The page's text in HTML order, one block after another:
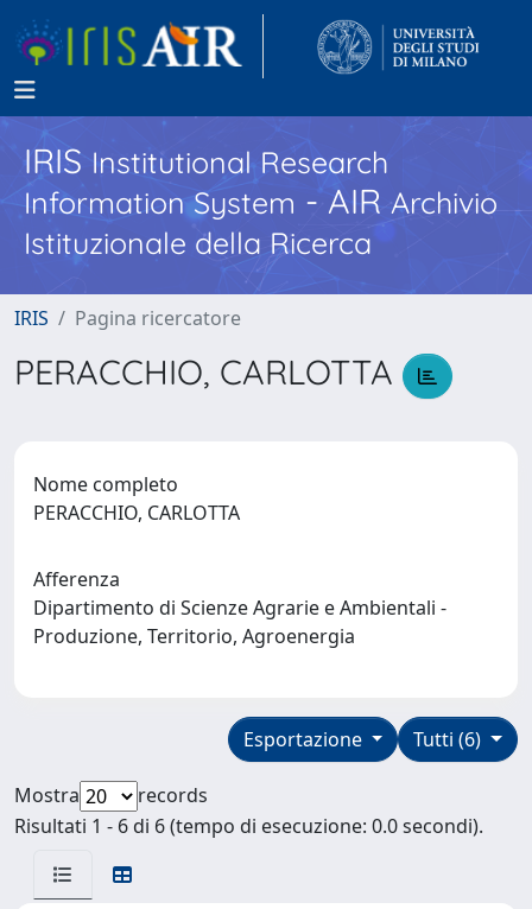
IRISInstitutional Research
Information System - AIR Archivio
Istituzionale della Ricerca
IRIS Pagina ricercatore
PERACCHIO, CARLOTTA
Nome completo
PERACCHIO, CARLOTTA
Afferenza
Dipartimento di Scienze Agrarie e Ambientali -
Produzione, Territorio, Agroenergia
Tutti (6)
Esportazione
Mostra
records
Risultati 1 - 6 di 6 (tempo di esecuzione: 0.0 secondi).